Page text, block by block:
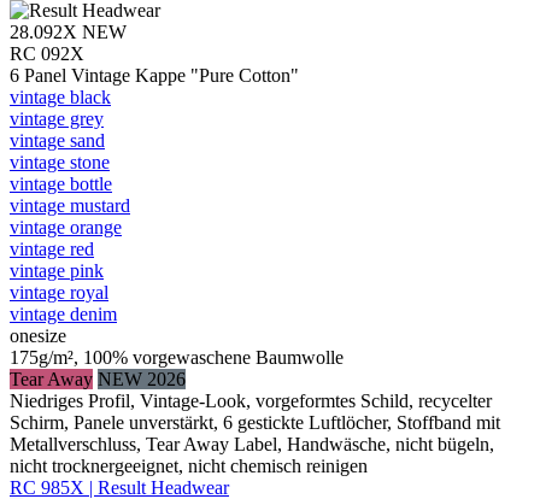
28.092X NEW
RC 092X
6 Panel Vintage Kappe "Pure Cotton"
vintage black
vintage grey
vintage sand
vintage stone
vintage bottle
vintage mustard
vintage orange
vintage red
vintage pink
vintage royal
vintage denim
onesize
175g/m², 100% vorgewaschene Baumwolle
Tear Away NEW 2026
Niedriges Profil, Vintage-Look, vorgeformtes Schild, recycelter
Schirm, Panele unverstärkt, 6 gestickte Luftlöcher, Stoffband mit
Metallverschluss, Tear Away Label, Handwäsche, nicht bügeln,
nicht trocknergeeignet, nicht chemisch reinigen
RC 985X | Result Headwear